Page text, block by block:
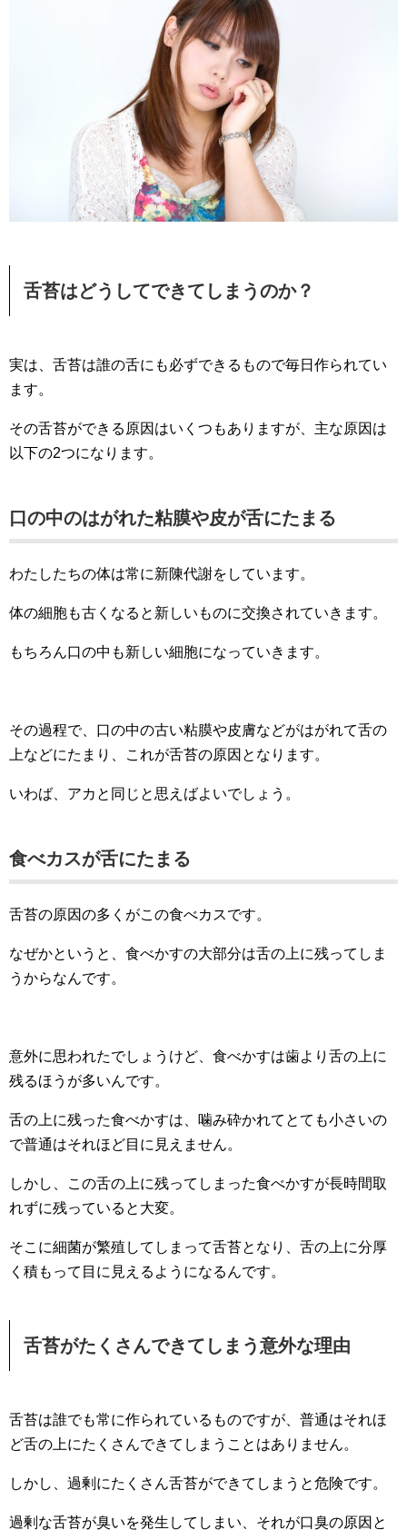
舌苔はどうしてできてしまうのか？
実は、舌苔は誰の舌にも必ずできるもので毎日作られてい
ます。
その舌苔ができる原因はいくつもありますが、主な原因は
以下の2つになります。
口の中のはがれた粘膜や皮が舌にたまる
わたしたちの体は常に新陳代謝をしています。
体の細胞も古くなると新しいものに交換されていきます。
もちろん口の中も新しい細胞になっていきます。
その過程で、口の中の古い粘膜や皮膚などがはがれて舌の
上などにたまり、これが舌苔の原因となります。
いわば、アカと同じと思えばよいでしょう。
食べカスが舌にたまる
舌苔の原因の多くがこの食べカスです。
なぜかというと、食べかすの大部分は舌の上に残ってしま
うからなんです。
意外に思われたでしょうけど、食べかすは歯より舌の上に
残るほうが多いんです。
舌の上に残った食べかすは、噛み砕かれてとても小さいの
で普通はそれほど目に見えません。
しかし、この舌の上に残ってしまった食べかすが長時間取
れずに残っていると大変。
そこに細菌が繁殖してしまって舌苔となり、舌の上に分厚
く積もって目に見えるようになるんです。
舌苔がたくさんできてしまう意外な理由
舌苔は誰でも常に作られているものですが、普通はそれほ
ど舌の上にたくさんできてしまうことはありません。
しかし、過剰にたくさん舌苔ができてしまうと危険です。
過剰な舌苔が臭いを発生してしまい、それが口臭の原因と